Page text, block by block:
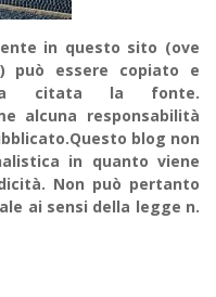
in questo sito (ove
può essere copiato e
citata la fonte.
alcuna responsabilità
blog non
in quanto viene
Non può pertanto
ai sensi della legge n.